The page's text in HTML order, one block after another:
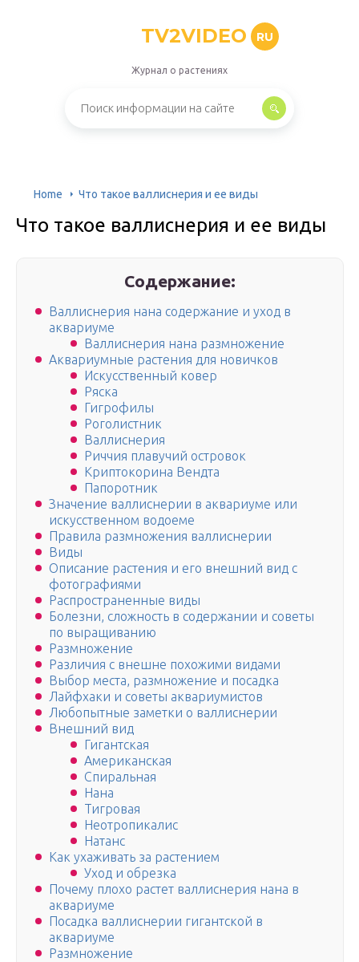
TV2VIDEO RU
Журнал о растениях
Home Что такое валлиснерия и ее виды
Что такое валлиснерия и ее виды
Содержание:
Валлиснерия нана содержание и уход в
аквариуме
Валлиснерия нана размножение
Аквариумные растения для новичков
Искусственный ковер
Ряска
Гигрофилы
Роголистник
Валлиснерия
Риччия плавучий островок
Криптокорина Вендта
Папоротник
Значение валлиснерии в аквариуме или
искусственном водоеме
Правила размножения валлиснерии
Виды
Описание растения и его внешний вид с
фотографиями
Распространенные виды
Болезни, сложность в содержании и советы
по выращиванию
Размножение
Различия с внешне похожими видами
Выбор места, размножение и посадка
Лайфхаки и советы аквариумистов
Любопытные заметки о валлиснерии
Внешний вид
Гигантская
Американская
Спиральная
Нана
Тигровая
Неотропикалис
Натанс
Как ухаживать за растением
Уход и обрезка
Почему плохо растет валлиснерия нана в
аквариуме
Посадка валлиснерии гигантской в
аквариуме
Размножение